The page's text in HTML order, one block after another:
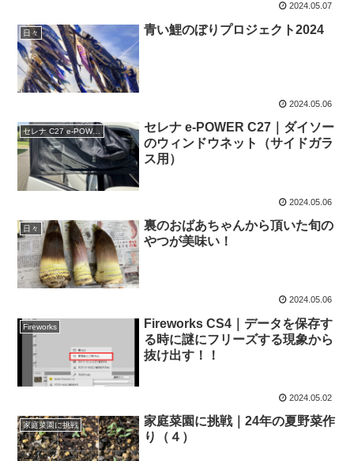
2024.05.07
日々 青い鯉のぼりプロジェクト2024
2024.05.06
セレナ C27 e-POWER
セレナ e-POWER C27｜ダイソー
のウィンドウネット（サイドガラ
ス用）
2024.05.06
日々
裏のおばあちゃんから頂いた旬の
やつが美味い！
2024.05.06
Fireworks
Fireworks CS4｜データを保存す
る時に謎にフリーズする現象から
抜け出す！！
2024.05.02
家庭菜園に挑戦
家庭菜園に挑戦｜24年の夏野菜作
り（４）